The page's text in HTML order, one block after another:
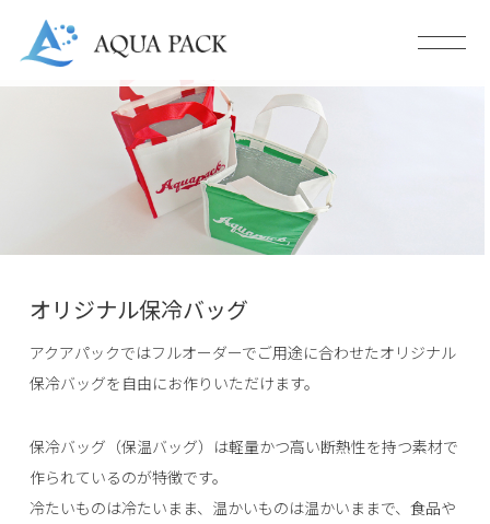
オリジナル保冷バッグ
アクアパックではフルオーダーでご用途に合わせたオリジナル
保冷バッグを自由にお作りいただけます。
保冷バッグ（保温バッグ）は軽量かつ高い断熱性を持つ素材で
作られているのが特徴です。
冷たいものは冷たいまま、温かいものは温かいままで、食品や